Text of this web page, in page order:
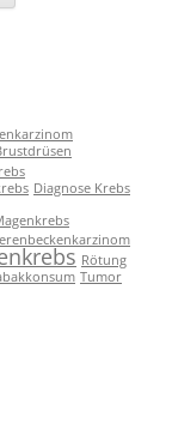
Diagnose Krebs
Rötung
Tumor